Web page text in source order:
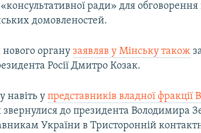
ради» для
домовленостей.
органузаявляв у Мінську також
Росії Дмитро Козак.
навіть упредставників владної фракції
звернулися до президента Володимира
України в Тристоронній